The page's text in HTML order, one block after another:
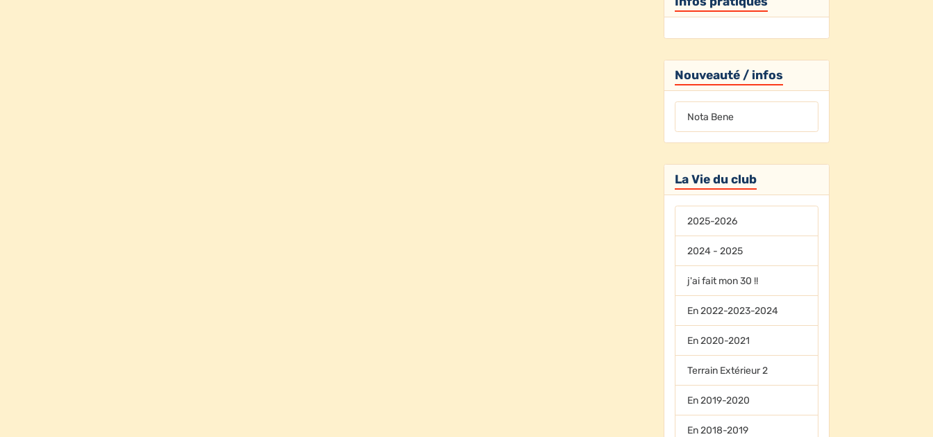
Nouveauté / infos
Nota Bene
La Vie du club
2025-2026
2024 - 2025
j'ai fait mon 30 !!
En 2022-2023-2024
En 2020-2021
Terrain Extérieur 2
En 2019-2020
En 2018-2019